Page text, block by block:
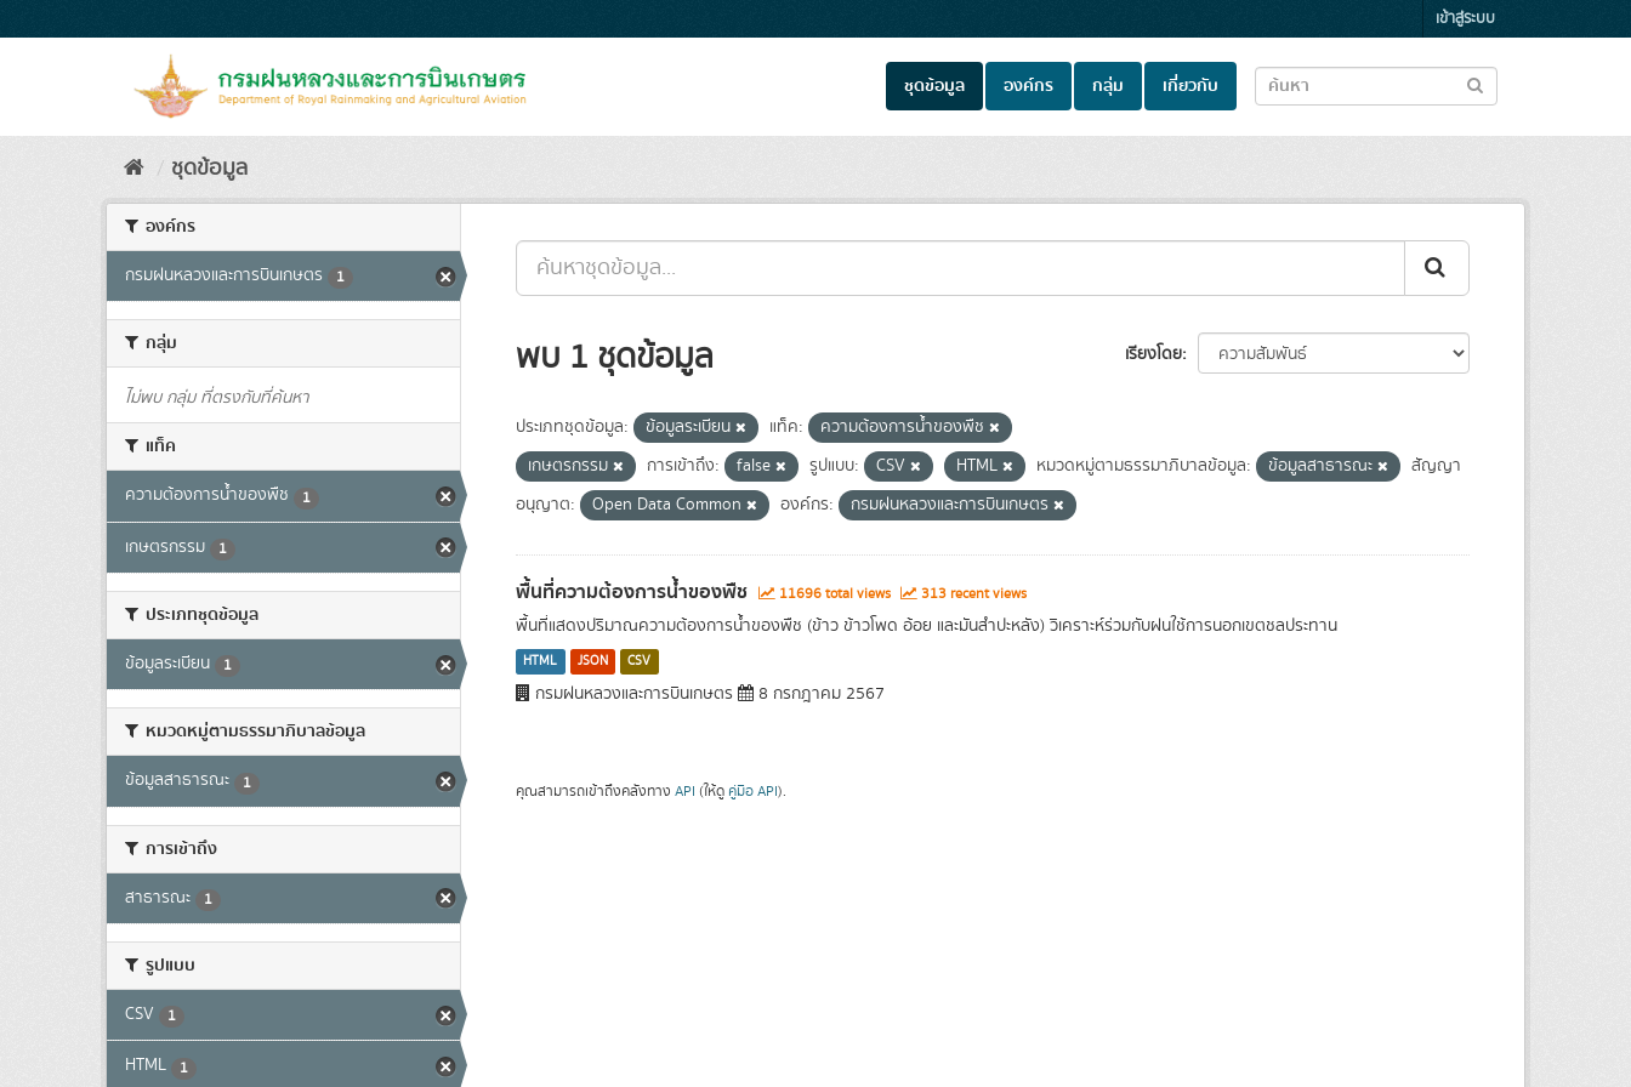
to
เข้าสู่ระบบ
ชุดข้อมูล องค์กร กลุ่ม เกี่ยวกับ
ชุดข้อมูล
องค์กร
กรมฝนหลวงและการบินเกษตร 1
กลุ่ม
ไม่พบ กลุ่ม ที่ตรงกับที่ค้นหา
แท็ค
ความต้องการน้ำของพืช 1
เกษตรกรรม 1
ประเภทชุดข้อมูล
ข้อมูลระเบียน 1
หมวดหมู่ตามธรรมาภิบาลข้อมูล
ข้อมูลสาธารณะ 1
การเข้าถึง
สาธารณะ 1
รูปแบบ
CSV 1
HTML 1
เรียงโดย
พบ 1 ชุดข้อมูล
ประเภทชุดข้อมูล: ข้อมูลระเบียน แท็ค:
ความต้องการน้ำของพืช
เกษตรกรรม
การเข้าถึง: false รูปแบบ: CSV HTML หมวดหมู่ตามธรรมาภิบาลข้อมูล: ข้อมูลสาธารณะ
สัญญา
อนุญาต:
Open Data Common องค์กร: กรมฝนหลวงและการบินเกษตร
พื้นที่ความต้องการน้ำของพืช 11696 total views 313 recent views
พื้นที่แสดงปริมาณความต้องการน้ำของพืช (ข้าว ข้าวโพด อ้อย และมันสำปะหลัง) วิเคราะห์ร่วมกับฝนใช้การนอกเขตชลประทาน
HTML JSON CSV
กรมฝนหลวงและการบินเกษตร 8 กรกฎาคม 2567
คุณสามารถเข้าถึงคลังทาง API (ให้ดู คู่มือ API).